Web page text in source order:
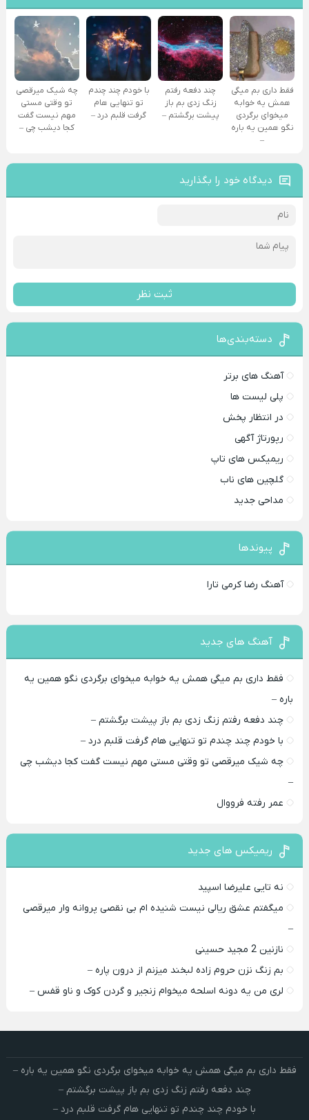
فقط داری بم میگی
همش یه خوابه
میخوای برگردی
نگو همین یه باره
–
چند دفعه رفتم
زنگ زدی بم باز
پیشت برگشتم –
با خودم چند چندم
تو تنهایی هام
گرفت قلبم درد –
چه شیک میرقصی
تو وقتی مستی
مهم نیست گفت
کجا دیشب چی –
دیدگاه خود را بگذارید
ثبت نظر
دسته‌بندی‌ها
آهنگ های برتر
پلی لیست ها
در انتظار پخش
رپورتاژ آگهی
ریمیکس های تاپ
گلچین های ناب
مداحی جدید
پیوندها
آهنگ رضا کرمی تارا
آهنگ های جدید
فقط داری بم میگی همش یه خوابه میخوای برگردی نگو همین یه
باره –
چند دفعه رفتم زنگ زدی بم باز پیشت برگشتم –
با خودم چند چندم تو تنهایی هام گرفت قلبم درد –
چه شیک میرقصی تو وقتی مستی مهم نیست گفت کجا دیشب چی
–
عمر رفته فرووال
ریمیکس های جدید
نه تایی علیرضا اسپید
میگفتم عشق ریالی نیست شنیده ام بی نقصی پروانه وار میرقصی
–
نازنین 2 مجید حسینی
بم زنگ نزن حروم زاده لبخند میزنم از درون پاره –
لری من یه دونه اسلحه میخوام زﻧﺠﻴﺮ و ﮔﺮدن ﻛﻮک و ﻧﺎو ﻗﻔﺲ –
فقط داری بم میگی همش یه خوابه میخوای برگردی نگو همین یه باره –
چند دفعه رفتم زنگ زدی بم باز پیشت برگشتم –
با خودم چند چندم تو تنهایی هام گرفت قلبم درد –